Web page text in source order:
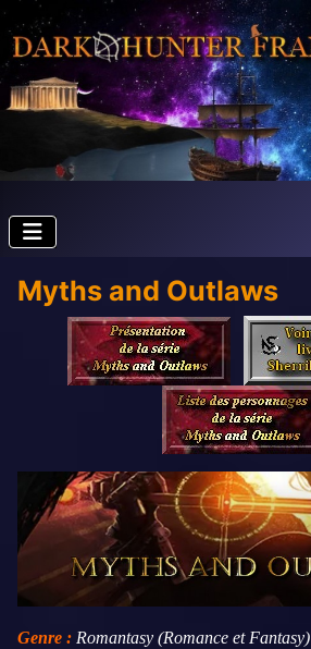
Myths and Outlaws
Genre : Romantasy (Romance et Fantasy)